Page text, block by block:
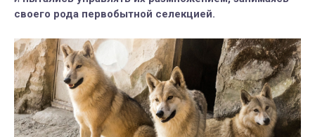
своего рода первобытной селекцией.